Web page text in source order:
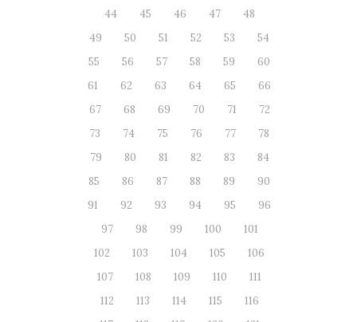
44
45 46 47
48
49
50 51 52 53
54
55
56 57 58 59
60
61
62 63 64 65
66
67
68 69 70 71
72
73
74 75 76 77
78
79
80 81 82 83
84
85
86 87 88 89
90
91
92 93 94 95
96
97
98 99 100
101
102
103 104 105
106
107
108 109 110
111
112
113 114 115
116